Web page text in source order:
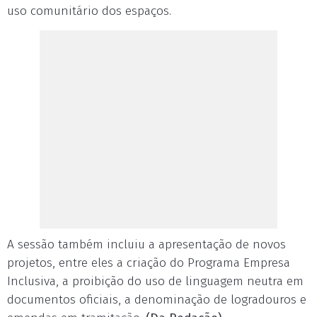
uso comunitário dos espaços.
A sessão também incluiu a apresentação de novos
projetos, entre eles a criação do Programa Empresa
Inclusiva, a proibição do uso de linguagem neutra em
documentos oficiais, a denominação de logradouros e